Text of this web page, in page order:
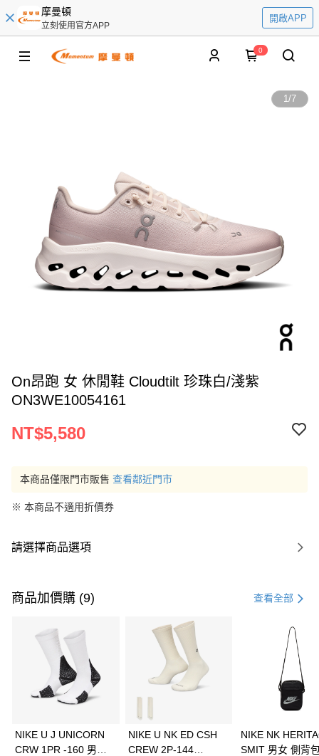
摩曼頓
立刻使用官方APP
開啟APP
0
1/7
On昂跑 女 休閒鞋 Cloudtilt 珍珠白/淺紫
ON3WE10054161
NT$5,580
本商品僅限門市販售 查看鄰近門市
※ 本商品不適用折價券
請選擇商品選項
商品加價購 (9) 查看全部
NIKE U J UNICORN
CRW 1PR -160 男女
NIKE U NK ED CSH
CREW 2P-144
NIKE NK
SMIT 男女 側背